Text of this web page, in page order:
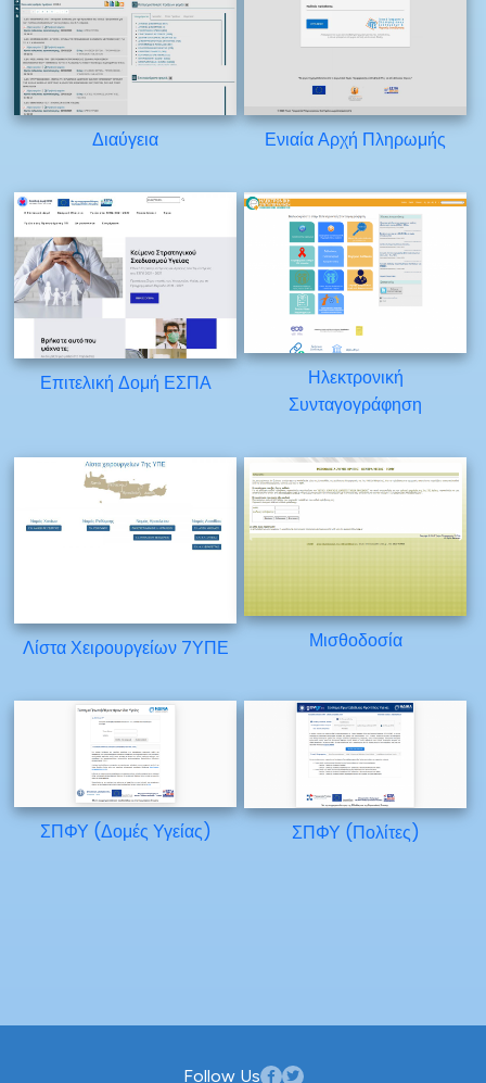
Διαύγεια Ενιαία Αρχή Πληρωμής
Επιτελική Δομή ΕΣΠΑ
Ηλεκτρονική
Συνταγογράφηση
Λίστα Χειρουργείων 7ΥΠΕ Μισθοδοσία
ΣΠΦΥ (Δομές Υγείας) ΣΠΦΥ (Πολίτες)
Follow Us